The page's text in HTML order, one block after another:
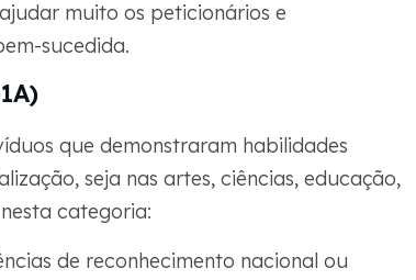
muito os peticionários e
sucedida.
que demonstraram habilidades
seja nas artes, ciências, educação,
categoria:
de reconhecimento nacional ou